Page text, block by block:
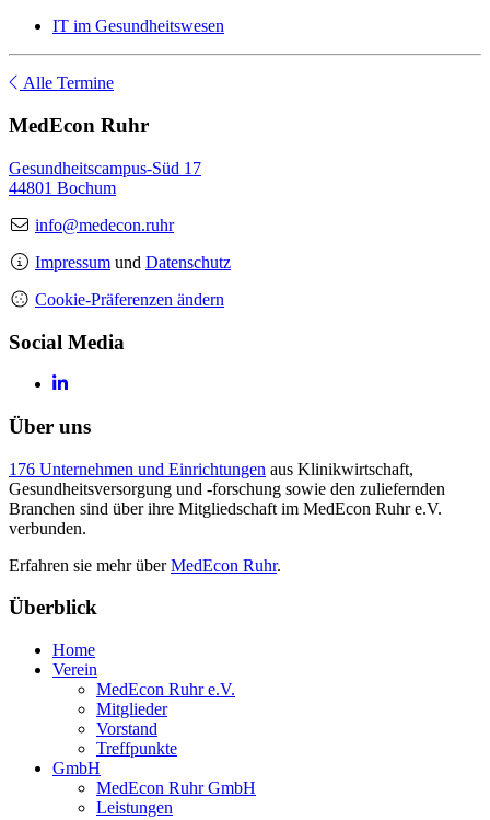
IT im Gesundheitswesen
Alle Termine
MedEcon Ruhr
Gesundheitscampus-Süd 17
44801 Bochum
info@medecon.ruhr
Impressum und Datenschutz
Cookie-Präferenzen ändern
Social Media
Über uns
176 Unternehmen und Einrichtungen aus Klinikwirtschaft,
Gesundheitsversorgung und -forschung sowie den zuliefernden
Branchen sind über ihre Mitgliedschaft im MedEcon Ruhr e.V.
verbunden.
Erfahren sie mehr überMedEcon Ruhr.
Überblick
Home
Verein
MedEcon Ruhr e.V.
Mitglieder
Vorstand
Treffpunkte
GmbH
MedEcon Ruhr GmbH
Leistungen